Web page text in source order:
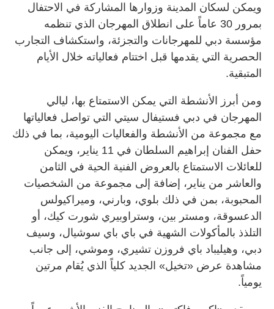
ويمكن لسكان المدينة وزوارها المشاركة في الاحتفال
بمرور 30 عاماً على انطلاق المهرجان الذي تنظمه
مؤسسة دبي للمهرجانات والتجزئة، واستكشاف التجارب
الحصرية التي يقدمها قبل اختتام فعالياته خلال الأيام
المتبقية.
ومن أبرز الأنشطة التي يمكن الاستمتاع بها، ليالي
المهرجان في دبي فستيفال سيتي التي تواصل فعالياتها
مع مجموعة من الأنشطة والفعاليات اليومية، بما في ذلك
حفل الفنان إبراهيم السلطان في 11 يناير، ويمكن
للعائلات الاستمتاع بالعروض الفنية الحية في الثامن
والعاشر من يناير، إضافة إلى مجموعة من الشخصيات
المحبوبة، بمن في ذلك بلوي، وبارني، وميراكيولس
الدعسوقة، ومستر بين، وستراوبيري شورت كيك، أو
التلذذ بالمأكولات الشهية في باي باي سوشيال، وسيف
دبي، وهيليباد باي فروزن تشيري، وموشي، إلى جانب
مشاهدة عرض «تخيل» الجديد كلياً الذي يُقام مرتين
يومياً.